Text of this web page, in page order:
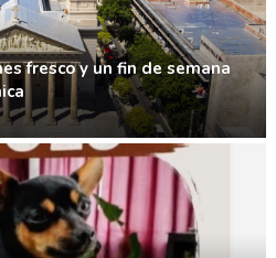
fresco y un fin de semana